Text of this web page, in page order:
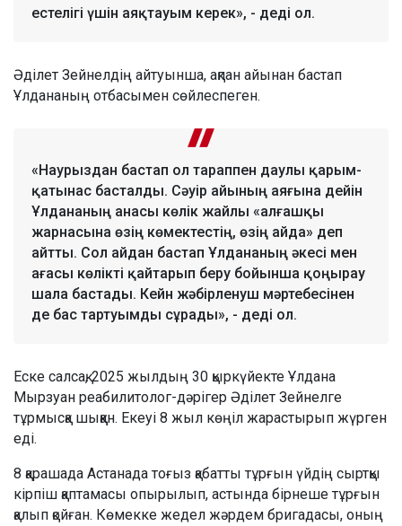
естелігі үшін аяқтауым керек», - деді ол.
Әділет Зейнелдің айтуынша, ақпан айынан бастап
Ұлдананың отбасымен сөйлеспеген.
«Наурыздан бастап ол тараппен даулы қарым-
қатынас басталды. Сәуір айының аяғына дейін
Ұлдананың анасы көлік жайлы «алғашқы
жарнасына өзің көмектестің, өзің айда» деп
айтты. Сол айдан бастап Ұлдананың әкесі мен
ағасы көлікті қайтарып беру бойынша қоңырау
шала бастады. Кейн жәбірленуш мәртебесінен
де бас тартуымды сұрады», - деді ол.
Еске салсақ, 2025 жылдың 30 қыркүйекте Ұлдана
Мырзуан реабилитолог-дәрігер Әділет Зейнелге
тұрмысқа шыққан. Екеуі 8 жыл көңіл жарастырып жүрген
еді.
8 қарашада Астанада тоғыз қабатты тұрғын үйдің сыртқы
кірпіш қаптамасы опырылып, астында бірнеше тұрғын
қалып қойған. Көмекке жедел жәрдем бригадасы, оның